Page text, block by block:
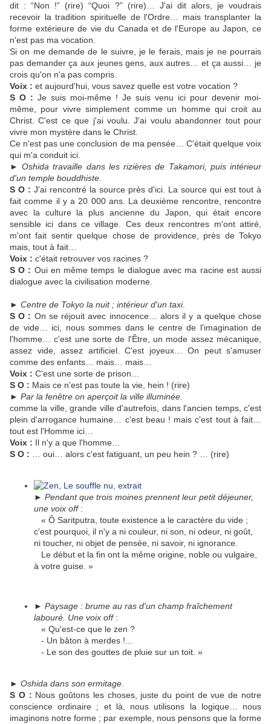
dit : “Non !” (rire) “Quoi ?” (rire)… J'ai dit alors, je voudrais
recevoir la tradition spirituelle de l'Ordre… mais transplanter la
forme extérieure de vie du Canada et de l'Europe au Japon, ce
n'est pas ma vocation.
Si on me demande de le suivre, je le ferais, mais je ne pourrais
pas demander ça aux jeunes gens, aux autres… et ça aussi… je
crois qu'on n'a pas compris.
Voix : et aujourd'hui, vous savez quelle est votre vocation ?
S O : Je suis moi-même ! Je suis venu ici pour devenir moi-
même, pour vivre simplement comme un homme qui croit au
Christ. C'est ce que j'ai voulu. J'ai voulu abandonner tout pour
vivre mon mystère dans le Christ.
Ce n'est pas une conclusion de ma pensée… C'était quelque voix
qui m'a conduit ici.
►Oshida travaille dans les rizières de Takamori, puis intérieur
d'un temple bouddhiste.
S O : J'ai rencontré la source près d'ici. La source qui est tout à
fait comme il y a 20 000 ans. La deuxième rencontre, rencontre
avec la culture la plus ancienne du Japon, qui était encore
sensible ici dans ce village. Ces deux rencontres m'ont attiré,
m'ont fait sentir quelque chose de providence, près de Tokyo
mais, tout à fait…
Voix : c'était retrouver vos racines ?
S O : Oui en même temps le dialogue avec ma racine est aussi
dialogue avec la civilisation moderne.
► Centre de Tokyo la nuit ; intérieur d'un taxi.
S O : On se réjouit avec innocence… alors il y a quelque chose
de vide… ici, nous sommes dans le centre de l'imagination de
l'homme… c'est une sorte de l'Être, un mode assez mécanique,
assez vide, assez artificiel. C'est joyeux… On peut s'amuser
comme des enfants… mais… mais…
Voix : C'est une sorte de prison…
S O : Mais ce n'est pas toute la vie, hein ! (rire)
► Par la fenêtre on aperçoit la ville illuminée
comme la ville, grande ville d'autrefois, dans l'ancien temps, c'est
plein d'arrogance humaine… c'est beau ! mais c'est tout à fait…
tout est l'Homme ici…
Voix : Il n'y a que l'homme…
S O : … oui… alors c'est fatiguant, un peu hein ? … (rire)
► Pendant que trois moines prennent leur petit déjeuner,
une voix off:
« Ô Saritputra, toute existence a le caractère du vide ;
c'est pourquoi, il n'y a ni couleur, ni son, ni odeur, ni goût,
ni toucher, ni objet de pensée, ni savoir, ni ignorance.
Le début et la fin ont la même origine, noble ou vulgaire,
à votre guise. »
► Paysage : brume au ras d'un champ fraîchement
labouré. Une voix off:
« Qu'est-ce que le zen ?
- Un bâton à merdes !...
- Le son des gouttes de pluie sur un toit. »
► Oshida dans son ermitage
S O : Nous goûtons les choses, juste du point de vue de notre
conscience ordinaire ; et là, nous utilisons la logique… nous
imaginons notre forme ; par exemple, nous pensons que la forme